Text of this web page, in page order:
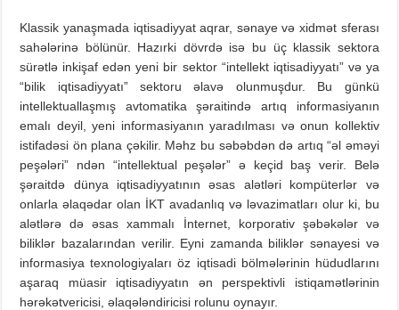
Klassik yanaşmada iqtisadiyyat aqrar, sənaye və xidmət sferası
sahələrinə bölünür. Hazırki dövrdə isə bu üç klassik sektora
sürətlə inkişaf edən yeni bir sektor “intellekt iqtisadiyyatı” və ya
“bilik iqtisadiyyatı” sektoru əlavə olunmuşdur. Bu günkü
intellektuallaşmış avtomatika şəraitində artıq informasiyanın
emalı deyil, yeni informasiyanın yaradılması və onun kollektiv
istifadəsi ön plana çəkilir. Məhz bu səbəbdən də artıq “əl əməyi
peşələri” ndən “intellektual peşələr” ə keçid baş verir. Belə
şəraitdə dünya iqtisadiyyatının əsas alətləri kompüterlər və
onlarla əlaqədar olan İKT avadanlıq və ləvazimatları olur ki, bu
alətlərə də əsas xammalı İnternet, korporativ şəbəkələr və
biliklər bazalarından verilir. Eyni zamanda biliklər sənayesi və
informasiya texnologiyaları öz iqtisadi bölmələrinin hüdudlarını
aşaraq müasir iqtisadiyyatın ən perspektivli istiqamətlərinin
hərəkətvericisi, əlaqələndiricisi rolunu oynayır.